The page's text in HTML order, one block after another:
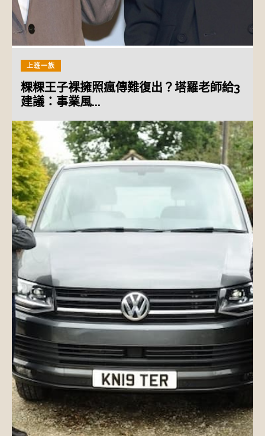
上班一族
粿粿王子裸擁照瘋傳難復出？塔羅老師給3
建議：事業風...